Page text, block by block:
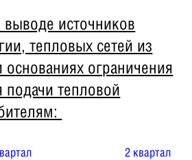
источников
тепловых сетей из
основаниях ограничения
тепловой
2 квартал